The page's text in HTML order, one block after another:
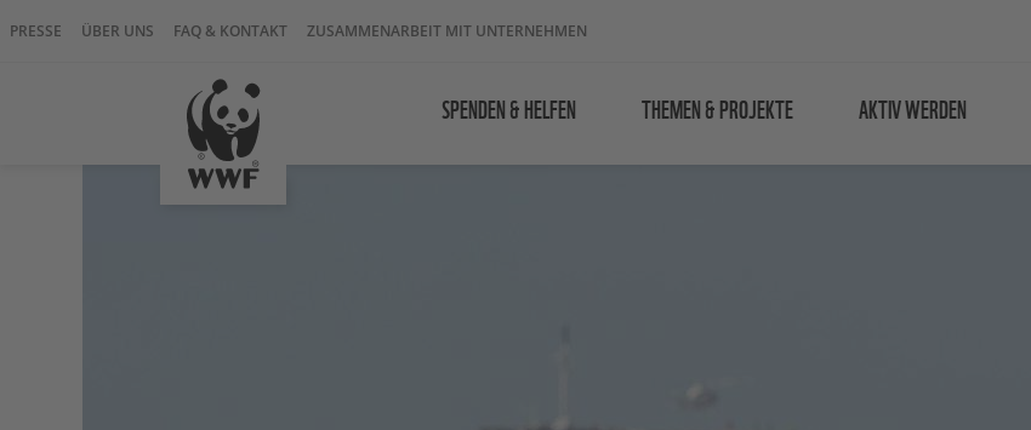
PRESSE ÜBER UNS FAQ & KONTAKT ZUSAMMENARBEIT MIT UNTERNEHMEN
SPENDEN & HELFEN THEMEN & PROJEKTE AKTIV WERDEN